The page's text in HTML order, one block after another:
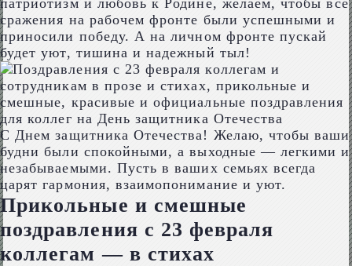
патриотизм и любовь к Родине, желаем, чтобы все
сражения на рабочем фронте были успешными и
приносили победу. А на личном фронте пускай
будет уют, тишина и надежный тыл!
С Днем защитника Отечества! Желаю, чтобы ваши
будни были спокойными, а выходные — легкими и
незабываемыми. Пусть в ваших семьях всегда
царят гармония, взаимопонимание и уют.
Прикольные и смешные
поздравления с 23 февраля
коллегам — в стихах